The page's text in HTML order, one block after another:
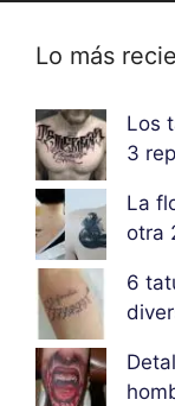
Lo más
Los
3
La
otra
6